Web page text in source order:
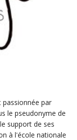
par
le pseudonyme de
support de ses
à l'école nationale